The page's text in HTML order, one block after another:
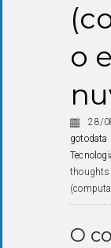
o
28/
gotodata
thoughts
O